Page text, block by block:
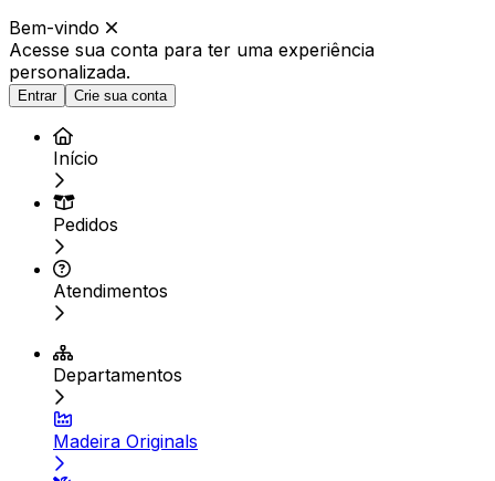
Bem-vindo
Acesse sua conta para ter uma experiência
personalizada.
Entrar Crie sua conta
Início
Pedidos
Atendimentos
Departamentos
Madeira Originals